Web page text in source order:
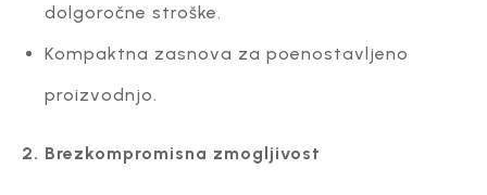
dolgoročne stroške.
Kompaktna zasnova za poenostavljeno
proizvodnjo.
2. Brezkompromisna zmogljivost